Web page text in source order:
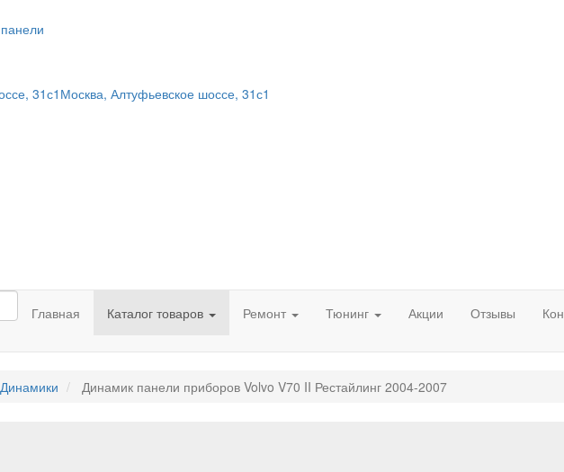
31с1 Москва, Алтуфьевское шоссе, 31с1
Главная
Каталог товаров Ремонт Тюнинг Акции Отзывы
Динамики Динамик панели приборов Volvo V70 II Рестайлинг 2004-2007